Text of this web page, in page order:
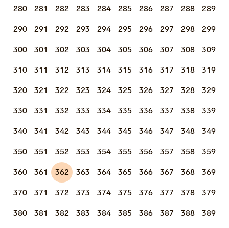
280 281 282 283 284 285 286 287 288 289
290 291 292 293 294 295 296 297 298 299
300 301 302 303 304 305 306 307 308 309
310 311 312 313 314 315 316 317 318 319
320 321 322 323 324 325 326 327 328 329
330 331 332 333 334 335 336 337 338 339
340 341 342 343 344 345 346 347 348 349
350 351 352 353 354 355 356 357 358 359
360 361 362 363 364 365 366 367 368 369
370 371 372 373 374 375 376 377 378 379
380 381 382 383 384 385 386 387 388 389